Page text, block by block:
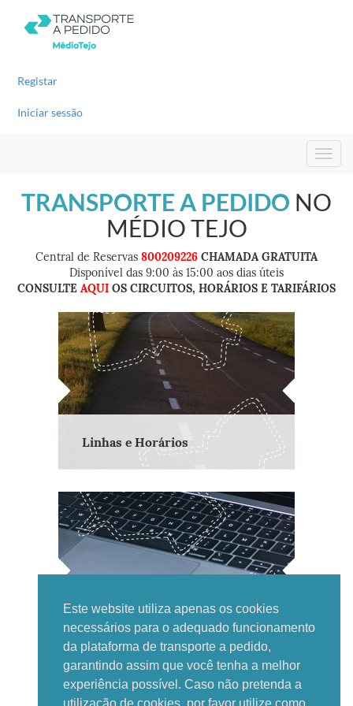
Este website utiliza apenas os cookies
necessários para o adequado funcionamento
da plataforma de transporte a pedido,
garantindo assim que você tenha a melhor
experiência possível. Caso não pretenda a
Registar
Iniciar sessão
TRANSPORTE A PEDIDO NO
MÉDIO TEJO
Central de Reservas 800209226 CHAMADA GRATUITA
Disponível das 9:00 às 15:00 aos dias úteis
CONSULTE AQUI OS CIRCUITOS, HORÁRIOS E TARIFÁRIOS
Linhas e Horários
Nova reserva